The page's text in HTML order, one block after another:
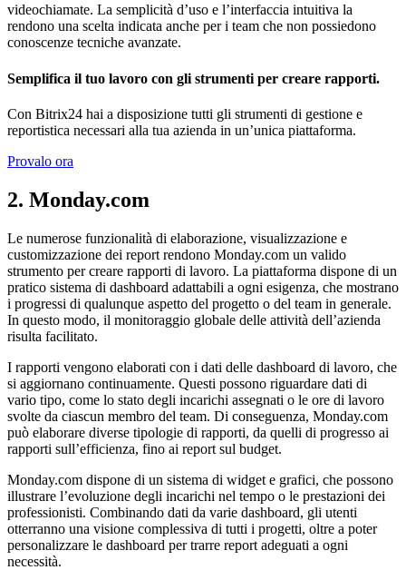
videochiamate. La semplicità d’uso e l’interfaccia intuitiva la
rendono una scelta indicata anche per i team che non possiedono
conoscenze tecniche avanzate.
Semplifica il tuo lavoro con gli strumenti per creare rapporti.
Con Bitrix24 hai a disposizione tutti gli strumenti di gestione e
reportistica necessari alla tua azienda in un’unica piattaforma.
Provalo ora
2. Monday.com
Le numerose funzionalità di elaborazione, visualizzazione e
customizzazione dei report rendono Monday.com un valido
strumento per creare rapporti di lavoro. La piattaforma dispone di un
pratico sistema di dashboard adattabili a ogni esigenza, che mostrano
i progressi di qualunque aspetto del progetto o del team in generale.
In questo modo, il monitoraggio globale delle attività dell’azienda
risulta facilitato.
I rapporti vengono elaborati con i dati delle dashboard di lavoro, che
si aggiornano continuamente. Questi possono riguardare dati di
vario tipo, come lo stato degli incarichi assegnati o le ore di lavoro
svolte da ciascun membro del team. Di conseguenza, Monday.com
può elaborare diverse tipologie di rapporti, da quelli di progresso ai
rapporti sull’efficienza, fino ai report sul budget.
Monday.com dispone di un sistema di widget e grafici, che possono
illustrare l’evoluzione degli incarichi nel tempo o le prestazioni dei
professionisti. Combinando dati da varie dashboard, gli utenti
otterranno una visione complessiva di tutti i progetti, oltre a poter
personalizzare le dashboard per trarre report adeguati a ogni
necessità.